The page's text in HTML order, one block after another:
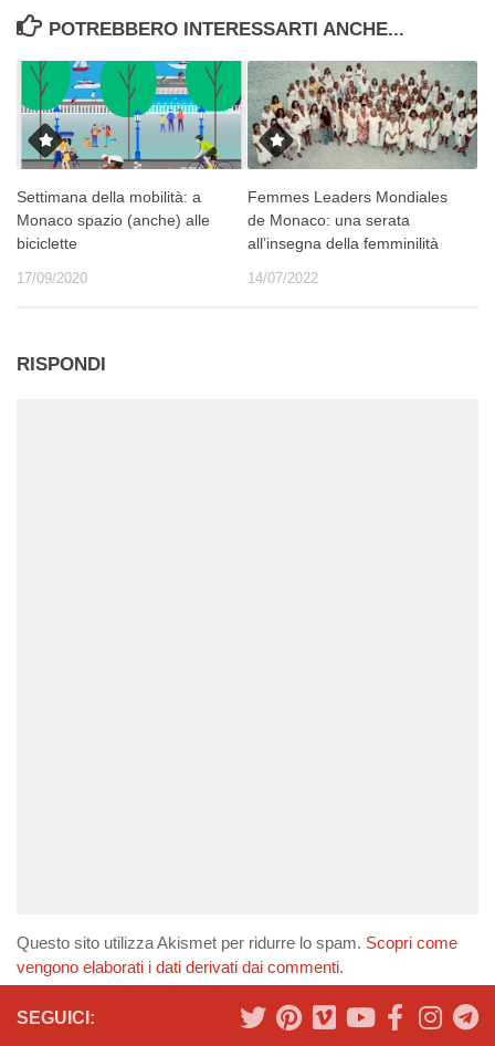
POTREBBERO INTERESSARTI ANCHE...
Settimana della mobilità: a
Monaco spazio (anche) alle
biciclette
17/09/2020
Femmes Leaders Mondiales
de Monaco: una serata
all’insegna della femminilità
14/07/2022
RISPONDI
Questo sito utilizza Akismet per ridurre lo spam. Scopri come
vengono elaborati i dati derivati dai commenti.
SEGUICI: